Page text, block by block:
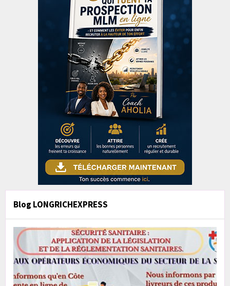
Blog LONGRICHEXPRESS